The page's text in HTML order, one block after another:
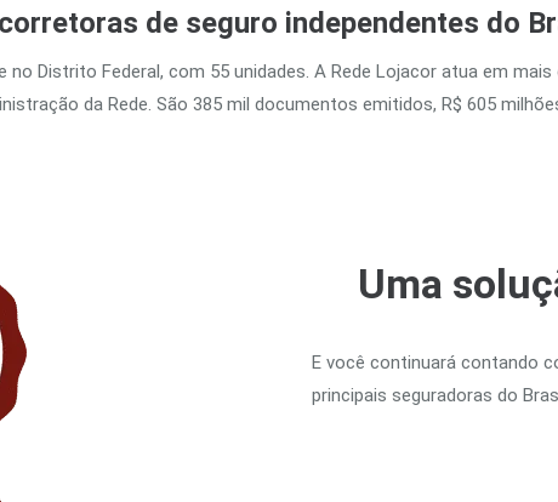
de seguro independentes do
Distrito Federal, com 55 unidades. A Rede Lojacor atua em
da Rede. São 385 mil documentos emitidos, R$ 605
Uma
E você continuará contando
principais seguradoras do